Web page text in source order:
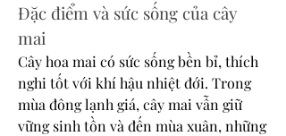
Đặc điểm và sức sống của cây
mai
Cây hoa mai có sức sống bền bỉ, thích
nghi tốt với khí hậu nhiệt đới. Trong
mùa đông lạnh giá, cây mai vẫn giữ
vững sinh tồn và đến mùa xuân, những